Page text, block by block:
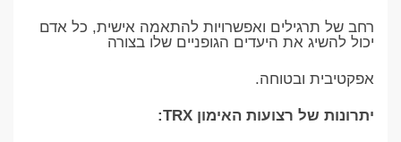
רחב של תרגילים ואפשרויות להתאמה אישית, כל אדם
יכול להשיג את היעדים הגופניים שלו בצורה
אפקטיבית ובטוחה.
יתרונות של רצועות האימון TRX: